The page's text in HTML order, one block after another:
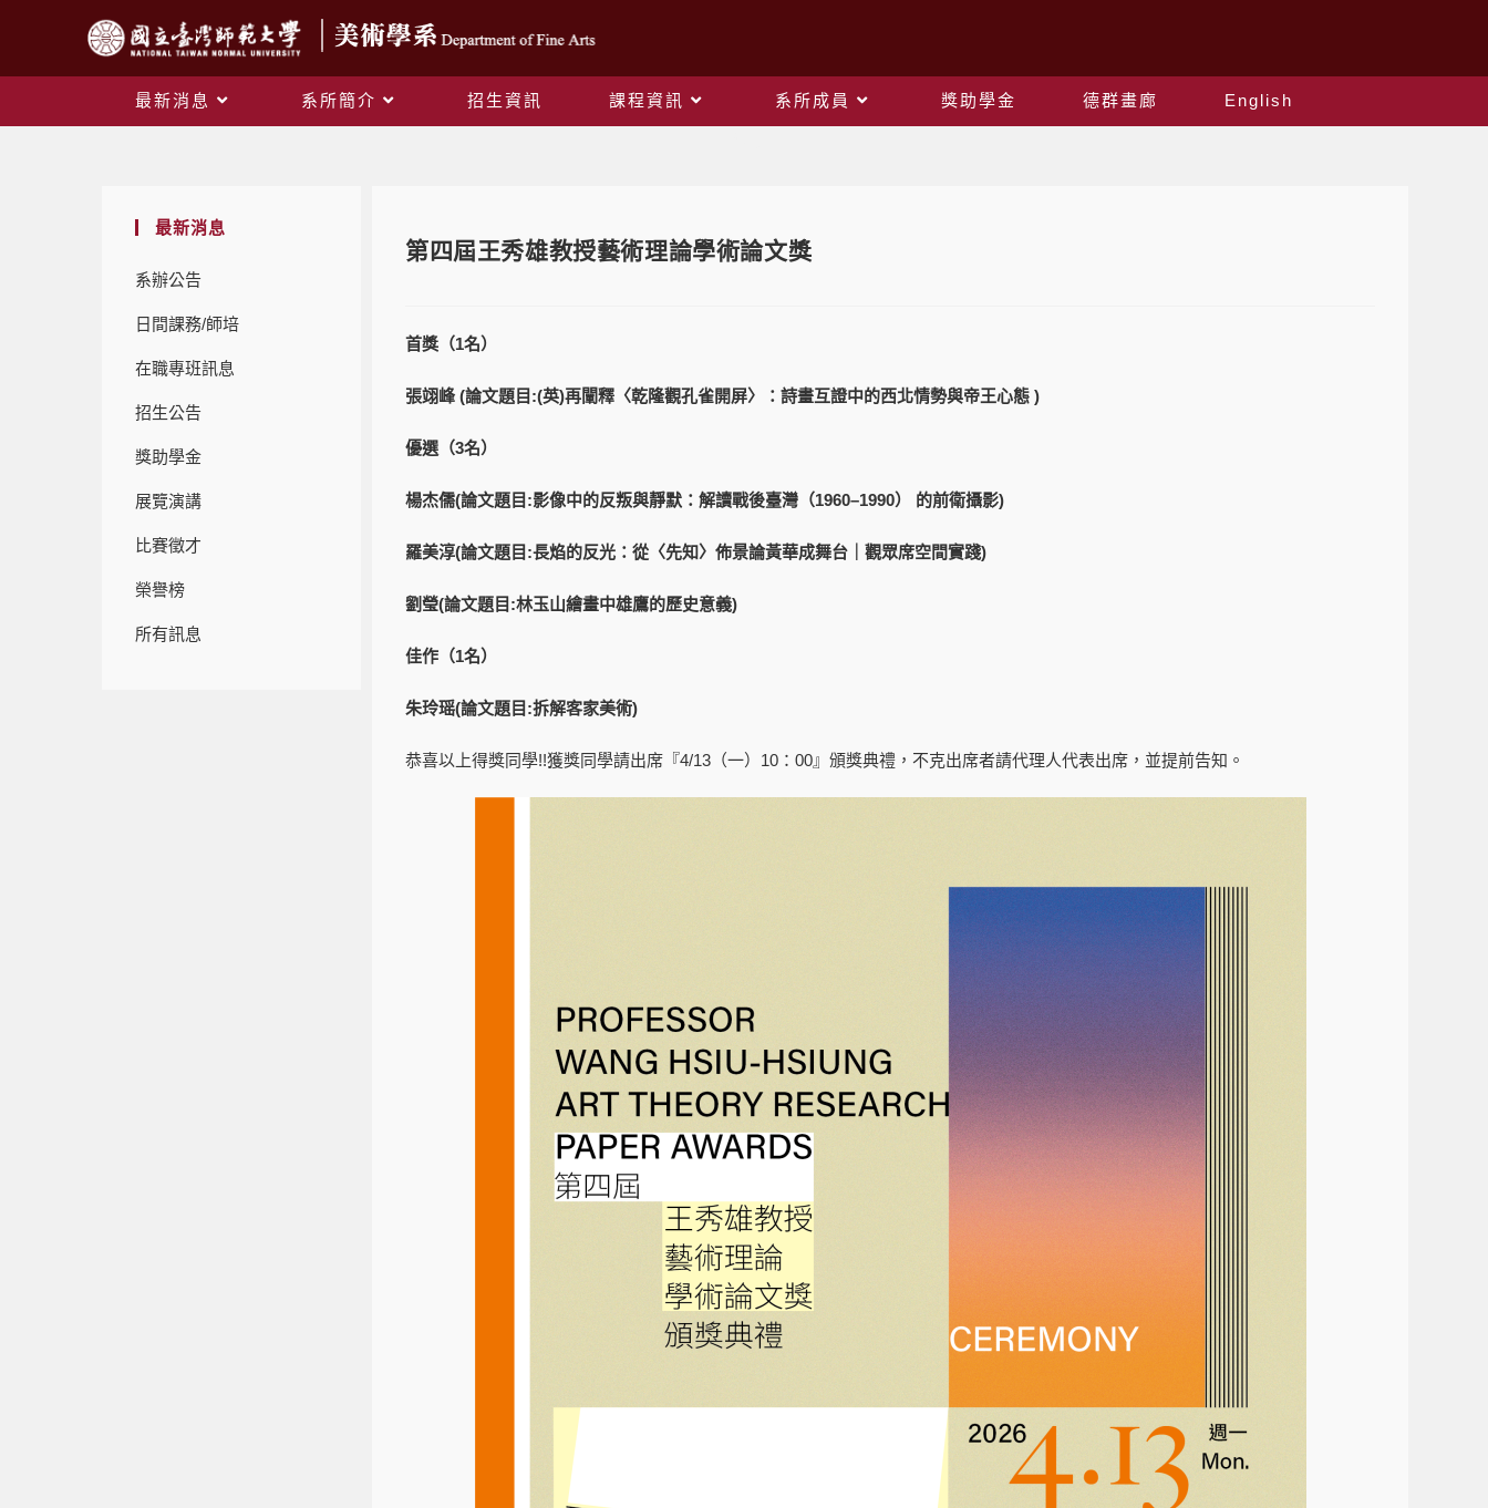
最新消息 系所簡介 招生資訊 課程資訊 系所成員 獎助學金 德群畫廊 English
最新消息
系辦公告
日間課務/師培
在職專班訊息
招生公告
獎助學金
展覽演講
比賽徵才
榮譽榜
所有訊息
第四屆王秀雄教授藝術理論學術論文獎
首獎（1名）
張翊峰 (論文題目:(英)再闡釋〈乾隆觀孔雀開屏〉：詩畫互證中的西北情勢與帝王心態 )
優選（3名）
楊杰儒(論文題目:影像中的反叛與靜默：解讀戰後臺灣（1960–1990） 的前衛攝影)
羅美淳(論文題目:長焰的反光：從〈先知〉佈景論黃華成舞台｜觀眾席空間實踐)
劉瑩(論文題目:林玉山繪畫中雄鷹的歷史意義)
佳作（1名）
朱玲瑶(論文題目:拆解客家美術)
恭喜以上得獎同學!!獲獎同學請出席『4/13（一）10：00』頒獎典禮，不克出席者請代理人代表出席，並提前告知。